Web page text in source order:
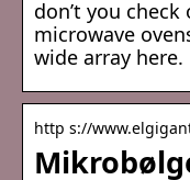
don’t you
microwave
wide array here.
http s://